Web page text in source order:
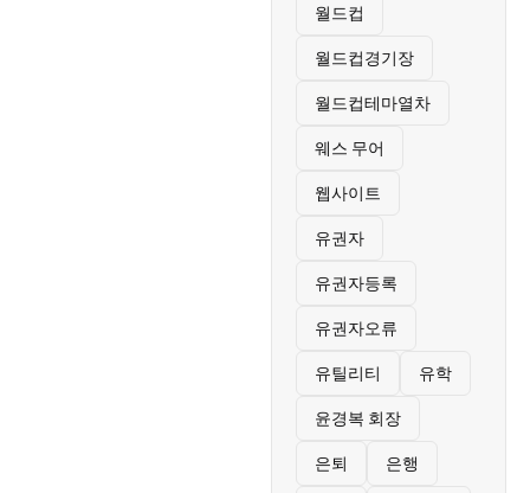
월드컵
월드컵경기장
월드컵테마열차
웨스 무어
웹사이트
유권자
유권자등록
유권자오류
유틸리티 유학
윤경복 회장
은퇴 은행